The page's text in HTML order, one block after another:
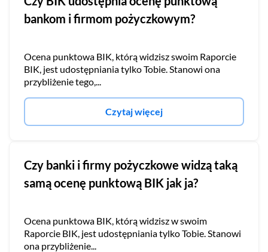
bankom i firmom pożyczkowym?
Ocena punktowa BIK, którą widzisz swoim Raporcie
BIK, jest udostępniania tylko Tobie. Stanowi ona
przybliżenie tego,...
Czytaj więcej
Czy banki i firmy pożyczkowe widzą taką
samą ocenę punktową BIK jak ja?
Ocena punktowa BIK, którą widzisz w swoim
Raporcie BIK, jest udostępniania tylko Tobie. Stanowi
ona przybliżenie...